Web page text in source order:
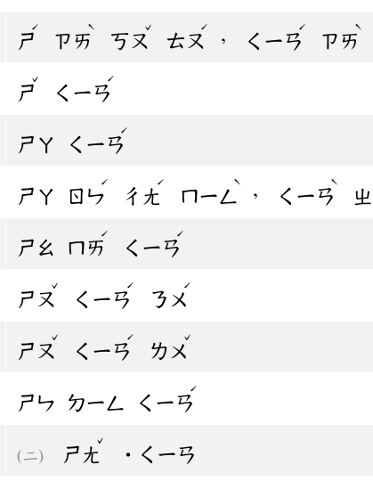
ㄕ
ˊ
ㄗㄞ
ˋ
ㄎㄡ
ˇ
ㄊㄡ
ˊ
， ㄑㄧㄢ
ˊ
ㄗㄞ
ˋ
ㄕ
ˇ
ㄑㄧㄢ
ˊ
ㄕㄚ ㄑㄧㄢ
ˊ
ㄕㄚ ㄖㄣ
ˊ
ㄔㄤ
ˊ
ㄇㄧㄥ
ˋ
， ㄑㄧㄢ
ˋ
ㄕㄠ ㄇㄞ
ˊ
ㄑㄧㄢ
ˊ
ㄕㄡ
ˇ
ㄑㄧㄢ
ˊ
ㄋㄨ
ˊ
ㄕㄡ
ˇ
ㄑㄧㄢ
ˊ
ㄌㄨ
ˇ
ㄕㄣ ㄉㄧㄥ ㄑㄧㄢ
ˊ
ㄕㄤ
ˇ
˙ㄑㄧㄢ